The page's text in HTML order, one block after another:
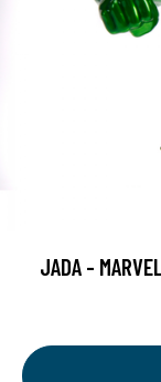
JADA -